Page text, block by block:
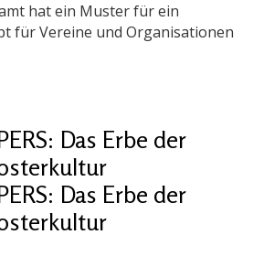
hat ein Muster für ein
für Vereine und Organisationen
Das Erbe der
Das Erbe der